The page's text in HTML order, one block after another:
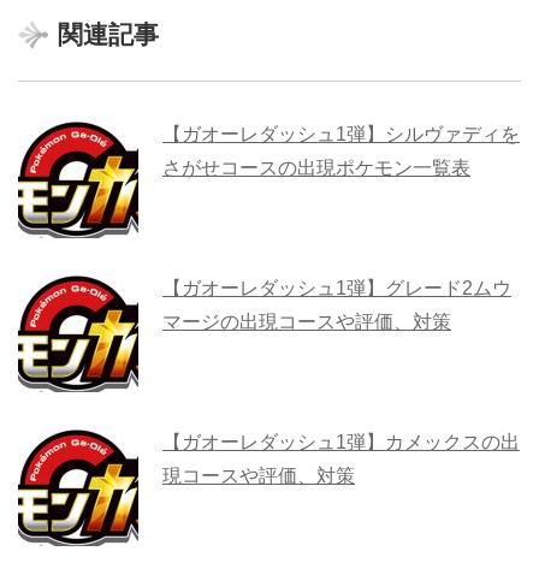
関連記事
【ガオーレダッシュ1弾】シルヴァディを
さがせコースの出現ポケモン一覧表
【ガオーレダッシュ1弾】グレード2ムウ
マージの出現コースや評価、対策
【ガオーレダッシュ1弾】カメックスの出
現コースや評価、対策